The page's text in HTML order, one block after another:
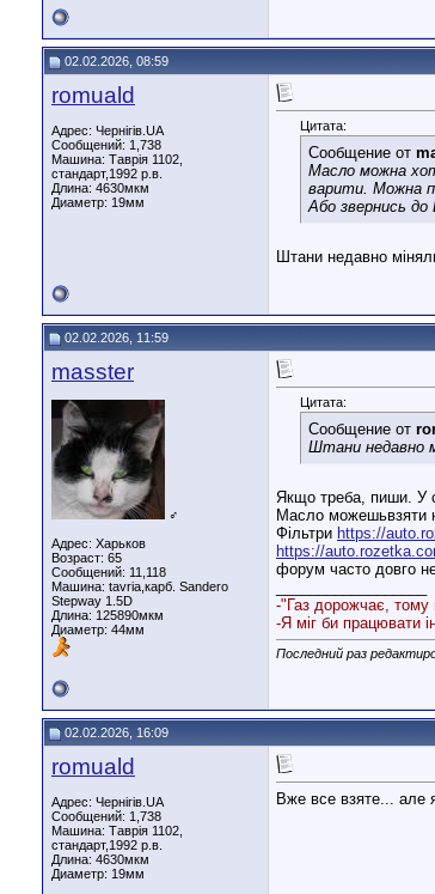
02.02.2026, 08:59
romuald
Адрес: Чернігів.UA
Сообщений: 1,738
Машина: Таврія 1102,
стандарт,1992 р.в.
Длина: 4630мкм
Диаметр: 19мм
Цитата:
Сообщение от
Масло можна
варити. Можна
Або звернись до
Штани недавно
02.02.2026, 11:59
masster
♂
Адрес: Харьков
Возраст: 65
Сообщений: 11,118
Машина: tavria,карб. Sandero
Stepway 1.5D
Длина: 125890мкм
Диаметр: 44мм
Цитата:
Сообщение от
Штани недавно
Якщо треба, пиши. У
Масло можешьвзяти
Фільтри https://
https://
форум часто довго
-"Газ дорожчає,
-Я міг би працювати
Последний раз
02.02.2026, 16:09
romuald
Адрес: Чернігів.UA
Сообщений: 1,738
Машина: Таврія 1102,
стандарт,1992 р.в.
Длина: 4630мкм
Диаметр: 19мм
Вже все взяте... але